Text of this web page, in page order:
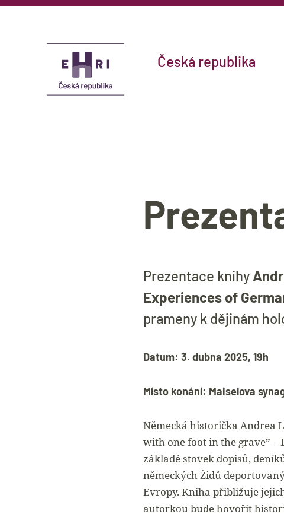
Česká republika
Prezentace knihy
Experiences of
prameny k dějinám
Datum: 3. dubna 2025, 19h
Místo konání: Maiselova
Německá historička Andrea
with one foot in the grave” –
základě stovek dopisů,
německých Židů
Evropy. Kniha přibližuje
autorkou bude hovořit